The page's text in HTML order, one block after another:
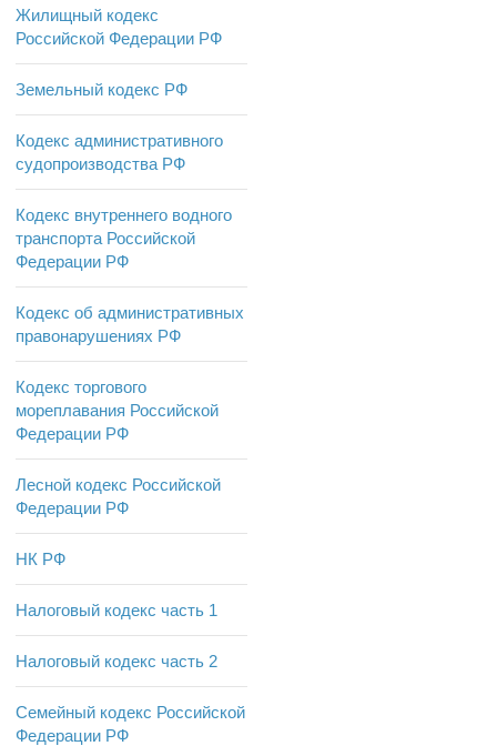
Жилищный кодекс
Российской Федерации РФ
Земельный кодекс РФ
Кодекс административного
судопроизводства РФ
Кодекс внутреннего водного
транспорта Российской
Федерации РФ
Кодекс об административных
правонарушениях РФ
Кодекс торгового
мореплавания Российской
Федерации РФ
Лесной кодекс Российской
Федерации РФ
НК РФ
Налоговый кодекс часть 1
Налоговый кодекс часть 2
Семейный кодекс Российской
Федерации РФ